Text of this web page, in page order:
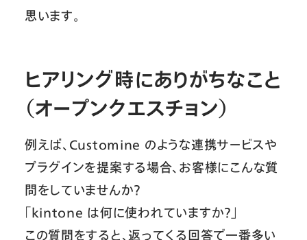
思います。
ヒアリング時にありがちなこと
（オープンクエスチョン）
例えば、Customine のような連携サービスや
プラグインを提案する場合、お客様にこんな質
問をしていませんか？
「kintone は何に使われていますか？」
この質問をすると、返ってくる回答で一番多い